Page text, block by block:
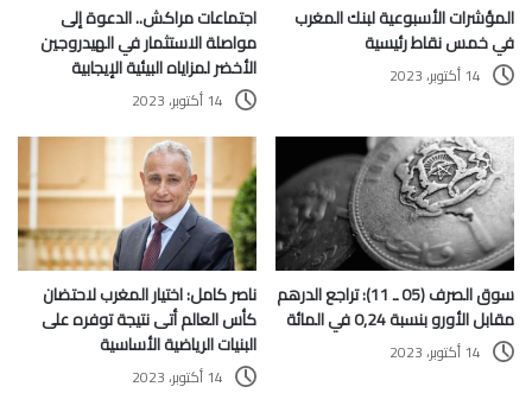
المؤشرات الأسبوعية لبنك المغرب
في خمس نقاط رئيسية
14 أكتوبر، 2023
اجتماعات مراكش.. الدعوة إلى
مواصلة الاستثمار في الهيدروجين
الأخضر لمزاياه البيئية الإيجابية
14 أكتوبر، 2023
سوق الصرف (05 ـ 11): تراجع الدرهم
مقابل الأورو بنسبة 0,24 في المائة
14 أكتوبر، 2023
ناصر كامل: اختيار المغرب لاحتضان
كأس العالم أتى نتيجة توفره على
البنيات الرياضية الأساسية
14 أكتوبر، 2023